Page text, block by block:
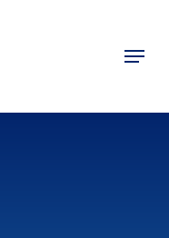
Menu
Close